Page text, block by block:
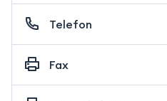
Telefon
Fax